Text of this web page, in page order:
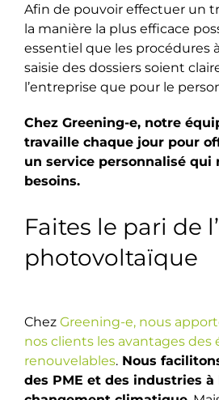
Afin de pouvoir effectuer un
la manière la plus efficace
essentiel que les procédures
saisie des dossiers soient
l’entreprise que pour le
Chez Greening-e, notre
travaille chaque jour pour
un service personnalisé qui
besoins.
Faites le pari de
photovoltaïque
Chez Greening-e, nous
nos clients les avantages des
renouvelables. Nous
des PME et des industries